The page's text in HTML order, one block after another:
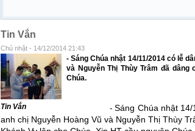
Tin Vắn
Chủ nhật - 14/12/2014 21:43
Tin Vắn
- Sáng Chúa nhật 14/11/2014 có lễ
và Nguyễn Thị Thùy Trâm đã dâng
Chúa.
-Sáng Chúa nhật
anh chị Nguyễn Hoàng Vũ và Nguyễn Thị Thùy